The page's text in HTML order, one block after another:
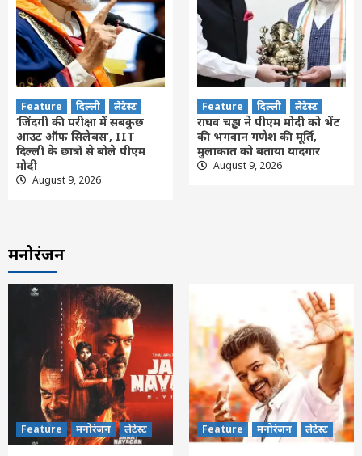
Feature दिल्ली लेटेस्ट
‘जिंदगी की परीक्षा में सबकुछ
आउट ऑफ सिलेबस’, IIT
दिल्ली के छात्रों से बोले पीएम
मोदी
August 9, 2026
Feature दिल्ली लेटेस्ट
राघव चड्ढा ने पीएम मोदी को भेंट
की भगवान गणेश की मूर्ति,
मुलाकात को बताया यादगार
August 9, 2026
मनोरंजन
Feature मनोरंजन लेटेस्ट Feature मनोरंजन लेटेस्ट